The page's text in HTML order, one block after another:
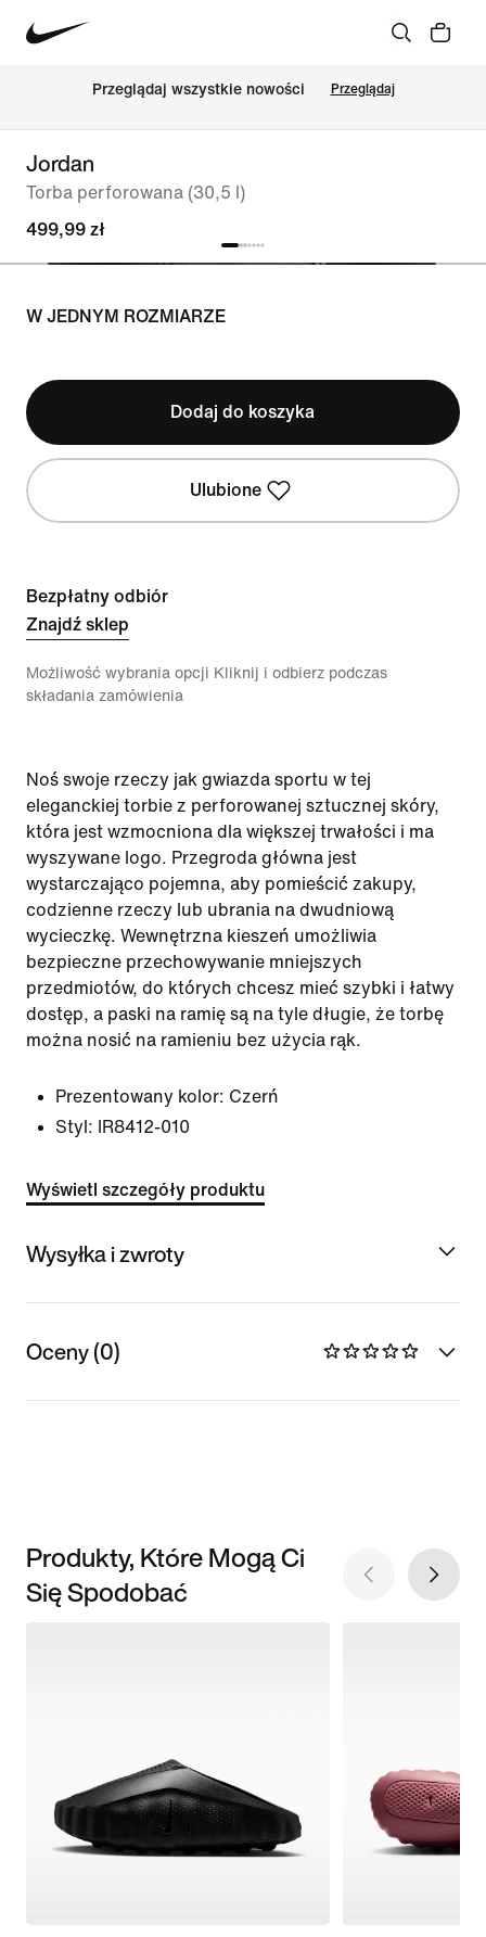
Przeglądaj wszystkie nowości Przeglądaj
Jordan
Torba perforowana (30,5 l)
499,99 zł
W JEDNYM ROZMIARZE
Dodaj do koszyka
Ulubione
Bezpłatny odbiór
Znajdź sklep
Możliwość wybrania opcji Kliknij i odbierz podczas
składania zamówienia
Noś swoje rzeczy jak gwiazda sportu w tej
eleganckiej torbie z perforowanej sztucznej skóry,
która jest wzmocniona dla większej trwałości i ma
wyszywane logo. Przegroda główna jest
wystarczająco pojemna, aby pomieścić zakupy,
codzienne rzeczy lub ubrania na dwudniową
wycieczkę. Wewnętrzna kieszeń umożliwia
bezpieczne przechowywanie mniejszych
przedmiotów, do których chcesz mieć szybki i łatwy
dostęp, a paski na ramię są na tyle długie, że torbę
można nosić na ramieniu bez użycia rąk.
Prezentowany kolor: Czerń
Styl:
IR8412-010
Wyświetl szczegóły produktu
Wysyłka i zwroty
Oceny (0)
Produkty, Które Mogą Ci
Się Spodobać